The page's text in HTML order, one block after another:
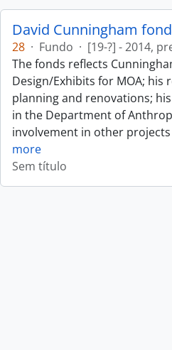
David Cunningham
28 · Fundo · [19-?] - 2014,
The fonds reflects
Design/Exhibits for MOA; his
planning and renovations;
in the Department of
involvement in other
more
Sem título